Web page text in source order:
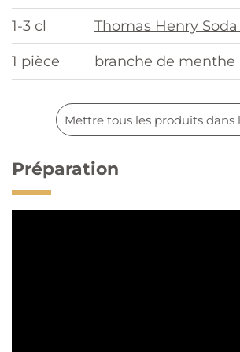
1-3 cl Thomas Henry
1 pièce branche de menthe
Mettre tous les produits dans
Préparation